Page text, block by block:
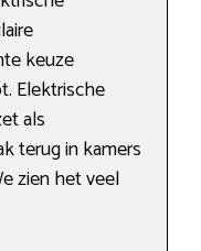
keuze
Elektrische
als
terug in kamers
zien het veel